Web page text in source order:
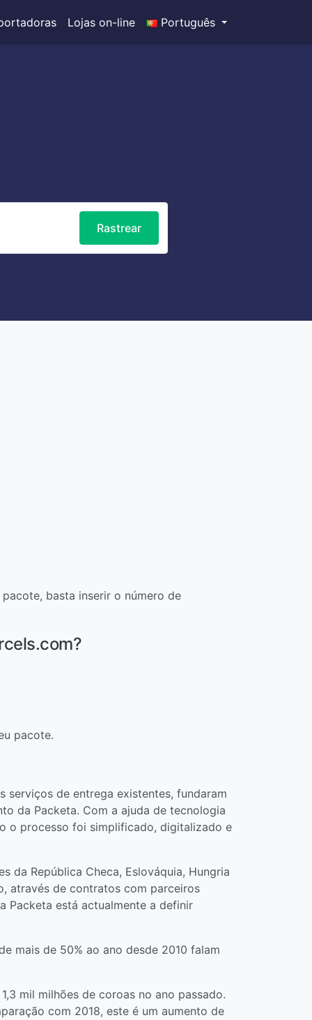
Lojas on-line Português
Rastrear
basta inserir o número de
pacote.
serviços de entrega existentes, fundaram
da Packeta. Com a ajuda de tecnologia
o processo foi simplificado, digitalizado e
da República Checa, Eslováquia, Hungria
através de contratos com parceiros
Packeta está actualmente a definir
mais de 50% ao ano desde 2010 falam
mil milhões de coroas no ano passado.
com 2018, este é um aumento de